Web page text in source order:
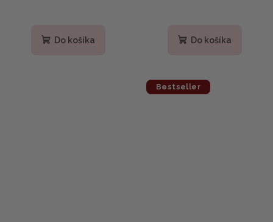
produktu
Do košíka Do košíka
Bestseller